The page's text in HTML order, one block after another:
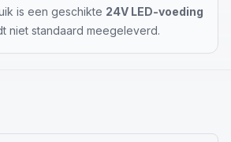
is een geschikte 24V LED-voeding
niet standaard meegeleverd.